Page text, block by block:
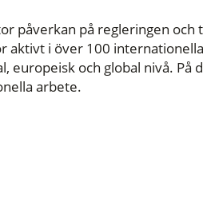
påverkan på regleringen och
aktivt i över 100
och global nivå. På
arbete.